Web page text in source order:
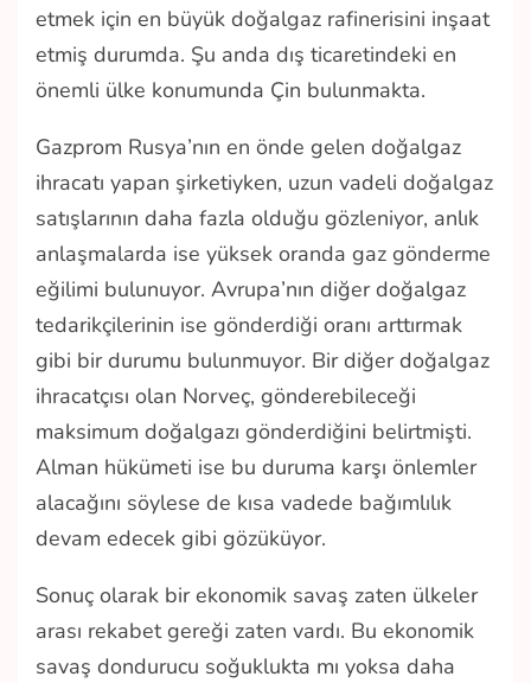
etmek için en büyük doğalgaz rafinerisini inşaat
etmiş durumda. Şu anda dış ticaretindeki en
önemli ülke konumunda Çin bulunmakta.
Gazprom Rusya’nın en önde gelen doğalgaz
ihracatı yapan şirketiyken, uzun vadeli doğalgaz
satışlarının daha fazla olduğu gözleniyor, anlık
anlaşmalarda ise yüksek oranda gaz gönderme
eğilimi bulunuyor. Avrupa’nın diğer doğalgaz
tedarikçilerinin ise gönderdiği oranı arttırmak
gibi bir durumu bulunmuyor. Bir diğer doğalgaz
ihracatçısı olan Norveç, gönderebileceği
maksimum doğalgazı gönderdiğini belirtmişti.
Alman hükümeti ise bu duruma karşı önlemler
alacağını söylese de kısa vadede bağımlılık
devam edecek gibi gözüküyor.
Sonuç olarak bir ekonomik savaş zaten ülkeler
arası rekabet gereği zaten vardı. Bu ekonomik
savaş dondurucu soğuklukta mı yoksa daha